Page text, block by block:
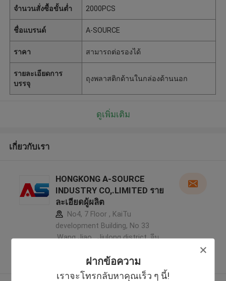
ฝากข้อความ
เราจะโทรกลับหาคุณเร็ว ๆ นี้!
จำนวนสั่งซื้อขั้นต่ำ 2000PCS
ชื่อแบรนด์ A-SOURCE
ราคา สามารถต่อรองได้
รายละเอียดการ
บรรจุ
ถุงพลาสติกด้านในกล่องด้านนอก
ดูเพิ่มเติม
เกี่ยวกับเรา
HONGKONG A-SOURCE
INDUSTRY CO,.LIMITED ราย
ละเอียดผู้ผลิต
No4, 7 Floor , KaiTu
development Building, No 33
,Wang Jiao , Jiulong district ,จีน
ผู้ผลิตได้รับการยืนยัน